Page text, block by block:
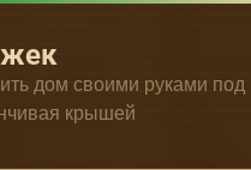
дом своими руками
крышей